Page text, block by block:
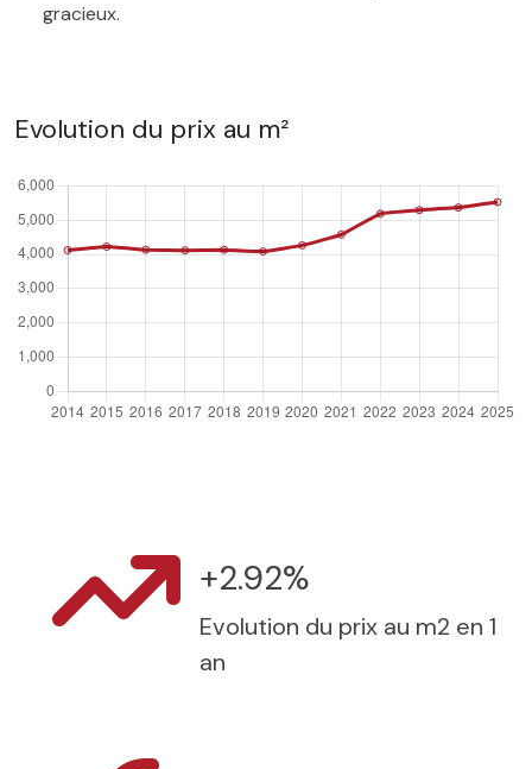
gracieux.
Evolution du prix au m²
+2.92%
Evolution du prix au m2 en 1
an